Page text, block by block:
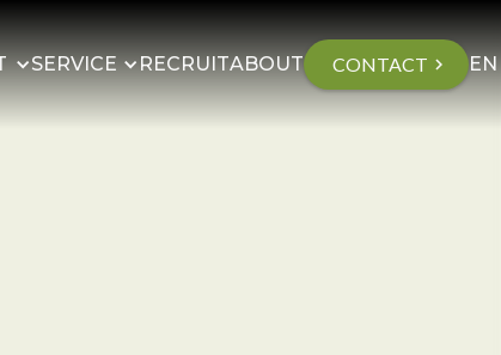
SERVICE RECRUITABOUT CONTACT chevron_right EN